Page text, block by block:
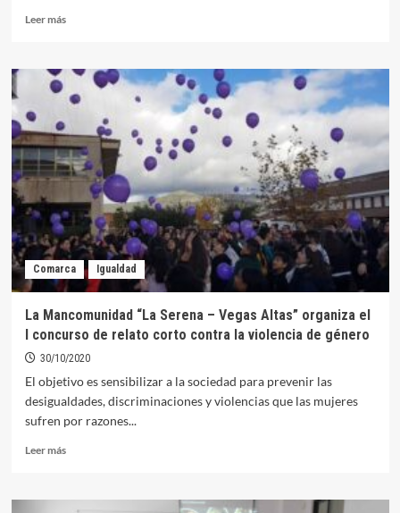
Leer másLeer
Guadalupe
Porras
hace
historia
con
un
debut
Europa
League
impecable
Comarca Igualdad
La Mancomunidad “La Serena – Vegas Altas” organiza el
I concurso de relato corto contra la violencia de género
30/10/2020
El objetivo es sensibilizar a la sociedad para prevenir las
desigualdades, discriminaciones y violencias que las mujeres
sufren por razones...
Leer másLeer
La